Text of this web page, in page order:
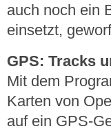
auch noch ein
einsetzt,
GPS: Tracks
Mit dem
Karten von
auf ein GPS-